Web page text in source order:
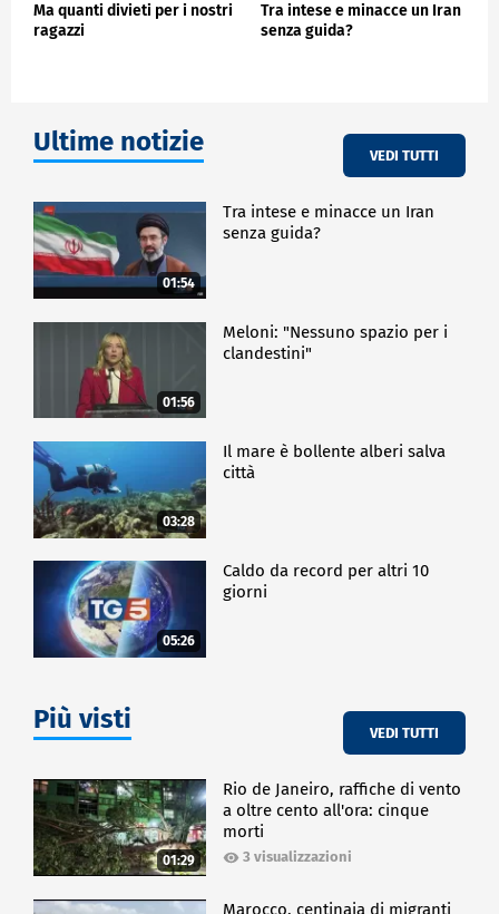
Ma quanti divieti per i nostri
ragazzi
Tra intese e minacce un Iran
senza guida?
Ultime notizie VEDI TUTTI
01:54
Tra intese e minacce un Iran
senza guida?
01:56
Meloni: "Nessuno spazio per i
clandestini"
03:28
Il mare è bollente alberi salva
città
05:26
Caldo da record per altri 10
giorni
Più visti VEDI TUTTI
01:29
Rio de Janeiro, raffiche di vento
a oltre cento all'ora: cinque
morti
3 visualizzazioni
Marocco, centinaia di migranti